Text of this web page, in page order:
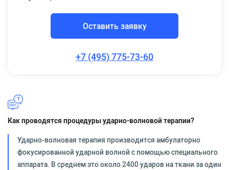
Оставить заявку
+7 (495) 775-73-60
Как проводятся процедуры ударно-волновой терапии?
Ударно-волновая терапия производится амбулаторно
фокусированной ударной волной с помощью специального
аппарата. В среднем это около 2400 ударов на ткани за один